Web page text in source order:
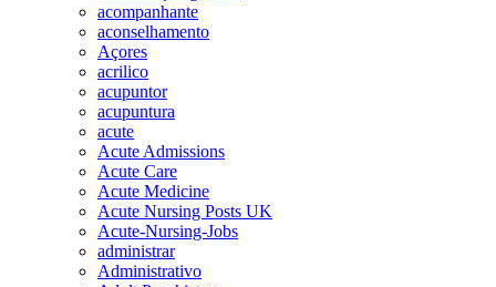
acompanhante
aconselhamento
Açores
acrilico
acupuntor
acupuntura
acute
Acute Admissions
Acute Care
Acute Medicine
Acute Nursing Posts UK
Acute-Nursing-Jobs
administrar
Administrativo